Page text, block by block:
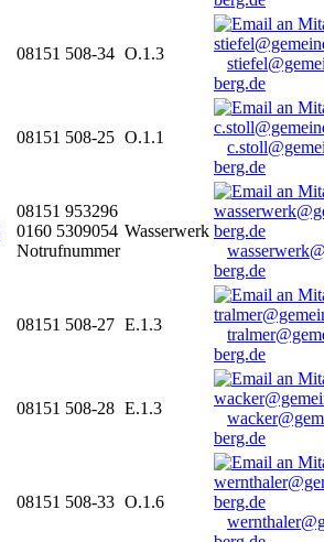
08151 508-34 O.1.3
berg.de
08151 508-25 O.1.1
berg.de
08151 953296
0160 5309054
Notrufnummer
Wasserwerk
berg.de
08151 508-27 E.1.3
berg.de
08151 508-28 E.1.3
berg.de
08151 508-33 O.1.6